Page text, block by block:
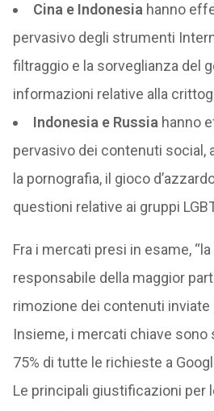
Cina e Indonesia hanno
pervasivo degli strumenti
filtraggio e la sorveglianza del
informazioni relative alla
Indonesia e Russia hanno
pervasivo dei contenuti social,
la pornografia, il gioco
questioni relative ai gruppi
Fra i mercati presi in esame,
responsabile della maggior
rimozione dei contenuti inviate
Insieme, i mercati chiave sono
75% di tutte le richieste a
Le principali giustificazioni per